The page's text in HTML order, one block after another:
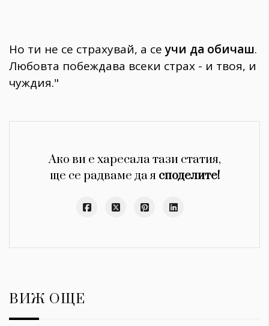
Но ти не се страхувай, а сеучи да обичаш.
Любовта побеждава всеки страх - и твоя, и
чуждия."
Ако ви е харесала тази статия,
ще се радваме да я споделите!
ВИЖ ОЩЕ